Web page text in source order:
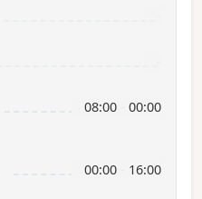
08:00 00:00
00:00 16:00